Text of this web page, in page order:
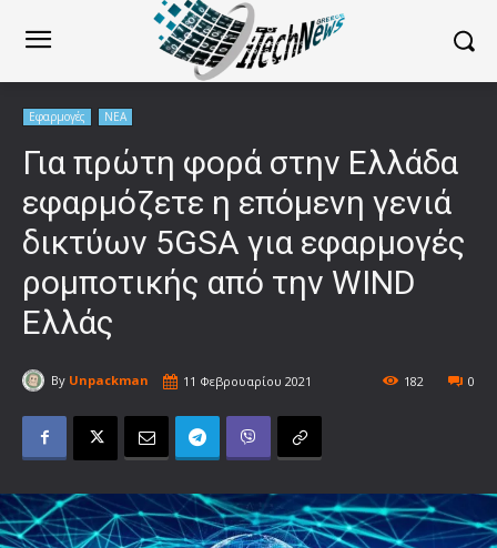
Εφαρμογές ΝΕΑ
Για πρώτη φορά στην Ελλάδα
εφαρμόζετε η επόμενη γενιά
δικτύων 5GSA για εφαρμογές
ρομποτικής από την WIND
Ελλάς
By Unpackman 11 Φεβρουαρίου 2021 0
182